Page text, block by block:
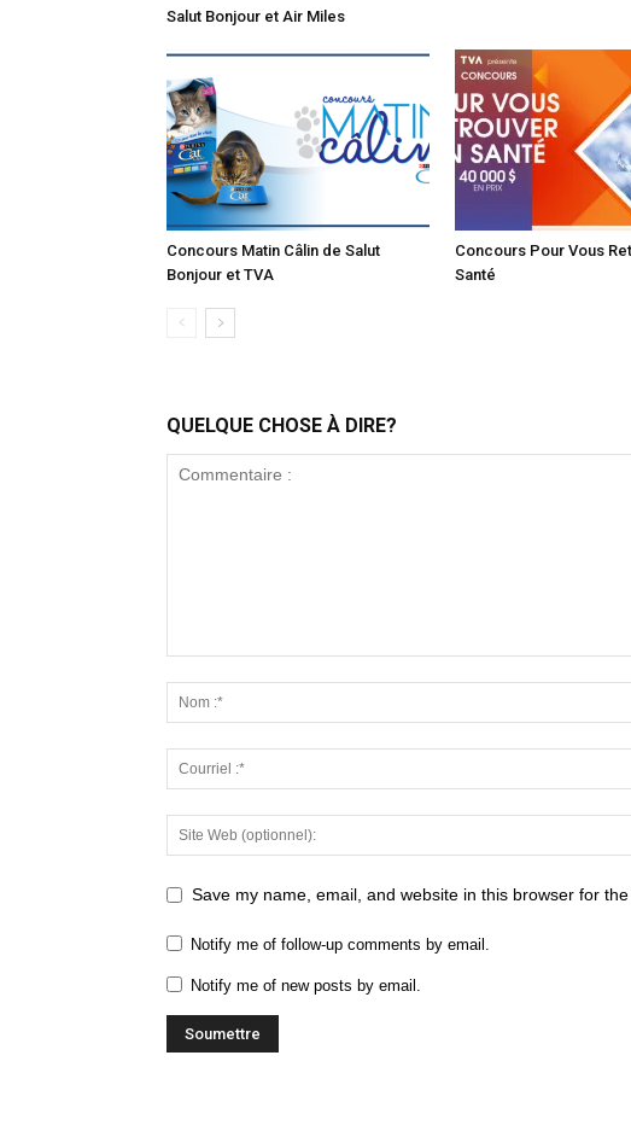
Salut Bonjour et Air Miles
Concours Matin Câlin de Salut
Bonjour et TVA
Concours Pour Vous
Santé
QUELQUE CHOSE À DIRE?
Save my name, email, and website in this browser for
Notify me of follow-up comments by email.
Notify me of new posts by email.